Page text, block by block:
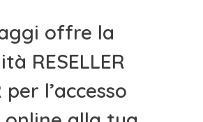
offre la
RESELLER
per l’accesso